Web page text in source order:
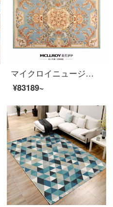
マイクロイニュージーランド輸入ウールヨーロッパ式ラグジュアリー絨毯別荘ソファ茶何寝室部屋のベッドサイドカーペット手作りオーダーメイド絨毯O 085【上質輸入羊毛】3000 MM*400 MM
¥83189~